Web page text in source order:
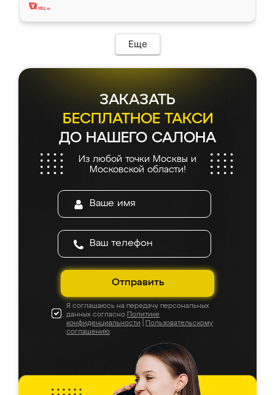
Еще
ЗАКАЗАТЬ
БЕСПЛАТНОЕ ТАКСИ
ДО НАШЕГО САЛОНА
Из любой точки Москвы и
Московской области!
Отправить
Я соглашаюсь на передачу персональных
данных согласно Политике
конфиденциальности
Пользовательскому
соглашению